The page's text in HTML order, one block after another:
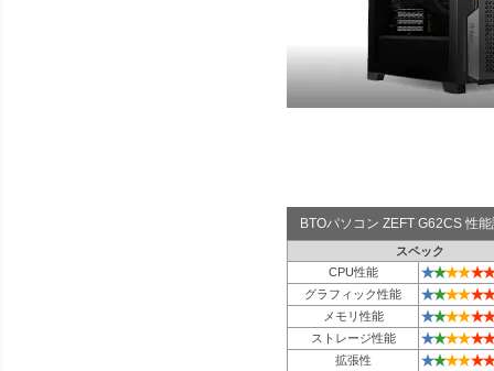
BTOパソコン ZEFT G62CS 性
スペック
CPU性能
★★★★★★
グラフィック性能 ★★★★★★
メモリ性能 ★★★★★★
ストレージ性能 ★★★★★★
拡張性 ★★★★★★